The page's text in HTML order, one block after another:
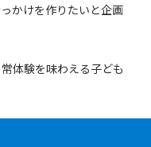
かけを作りたいと企画
体験を味わえる子ども